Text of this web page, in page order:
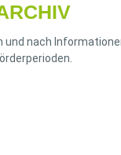
und nach